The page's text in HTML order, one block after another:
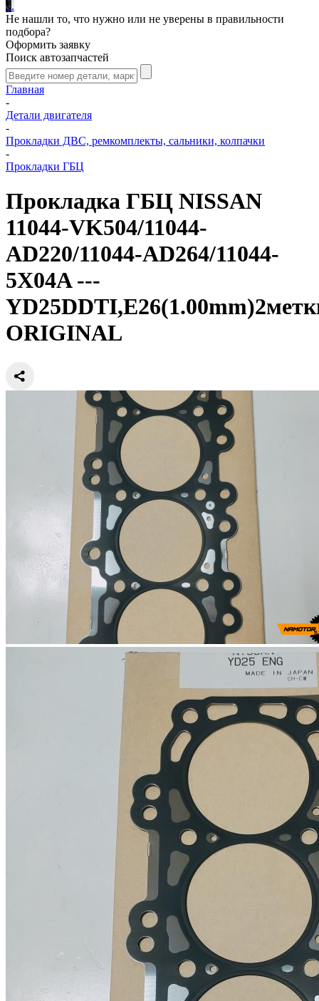
...
Не нашли то, что нужно или не уверены в правильности
подбора?
Оформить заявку
Поиск автозапчастей
Главная
-
Детали двигателя
-
Прокладки ДВС, ремкомплекты, сальники, колпачки
-
Прокладки ГБЦ
Прокладка ГБЦ NISSAN
11044-VK504/11044-
AD220/11044-AD264/11044-
5X04A ---
ORIGINAL